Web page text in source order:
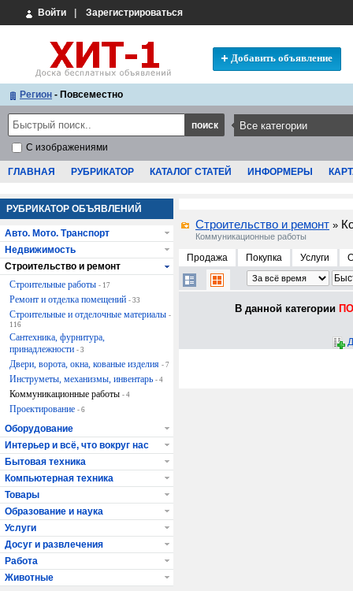
Войти Зарегистрироваться
Добавить объявление
Регион - Повсеместно
С изображениями
ГЛАВНАЯ РУБРИКАТОР КАТАЛОГ СТАТЕЙ ИНФОРМЕРЫ
Строительство и ремонт »
Коммуникационные работы
Продажа Покупка Услуги
В данной категории
РУБРИКАТОР ОБЪЯВЛЕНИЙ
Авто. Мото. Транспорт
Недвижимость
Строительство и ремонт
Строительные работы - 17
Ремонт и отделка помещений - 33
Строительные и отделочные материалы -
116
Сантехника, фурнитура,
принадлежности - 3
Двери, ворота, окна, кованые изделия - 7
Инструметы, механизмы, инвентарь - 4
Коммуникационные работы - 4
Проектирование - 6
Оборудование
Интерьер и всё, что вокруг нас
Бытовая техника
Компьютерная техника
Товары
Образование и наука
Услуги
Досуг и развлечения
Работа
Животные